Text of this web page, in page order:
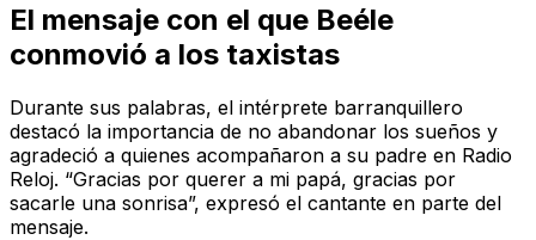
El mensaje con el que Beéle
conmovió a los taxistas
Durante sus palabras, el intérprete barranquillero
destacó la importancia de no abandonar los sueños y
agradeció a quienes acompañaron a su padre en Radio
Reloj. “Gracias por querer a mi papá, gracias por
sacarle una sonrisa”, expresó el cantante en parte del
mensaje.